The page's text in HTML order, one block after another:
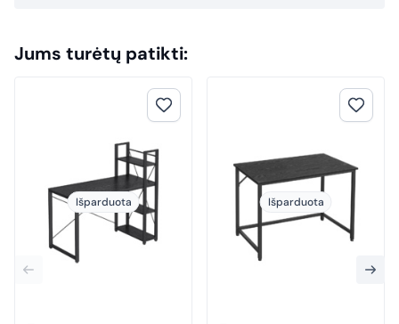
Jums turėtų patikti:
Išparduota Išparduota